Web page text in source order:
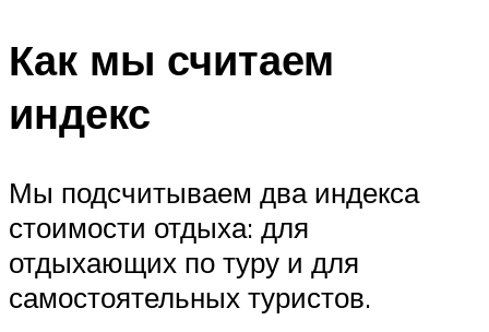
Как мы считаем
индекс
Мы подсчитываем два индекса
стоимости отдыха: для
отдыхающих по туру и для
самостоятельных туристов.